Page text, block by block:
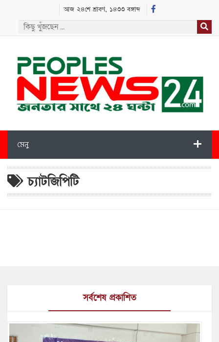
আজ ২৪শে শ্রাবণ, ১৪৩৩ বঙ্গাব্দ
মেনু
চ্যাটজিপিটি
সর্বশেষ প্রকাশিত